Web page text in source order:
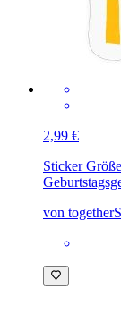
2,99 €
Sticker
von